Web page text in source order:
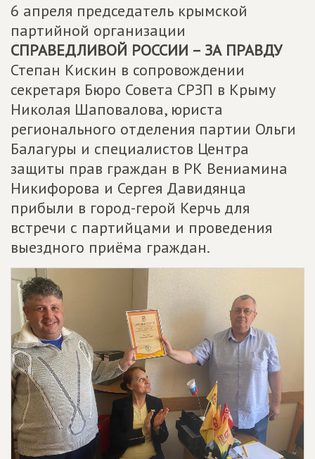
6 апреля председатель крымской
партийной организации
СПРАВЕДЛИВОЙ РОССИИ – ЗА ПРАВДУ
Степан Кискин в сопровождении
секретаря Бюро Совета СРЗП в Крыму
Николая Шаповалова, юриста
регионального отделения партии Ольги
Балагуры и специалистов Центра
защиты прав граждан в РК Вениамина
Никифорова и Сергея Давидянца
прибыли в город-герой Керчь для
встречи с партийцами и проведения
выездного приёма граждан.